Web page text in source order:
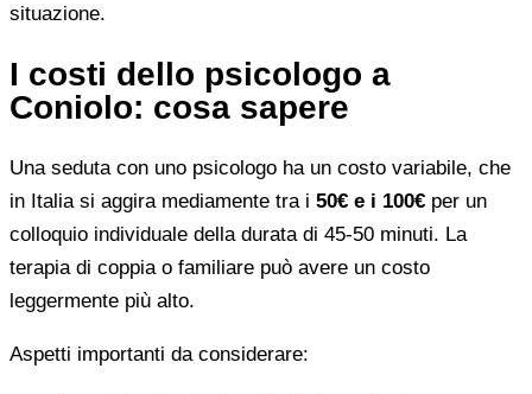
situazione.
I costi dello psicologo a
Coniolo: cosa sapere
Una seduta con uno psicologo ha un costo variabile, che
in Italia si aggira mediamente tra i 50€ e i 100€ per un
colloquio individuale della durata di 45-50 minuti. La
terapia di coppia o familiare può avere un costo
leggermente più alto.
Aspetti importanti da considerare: